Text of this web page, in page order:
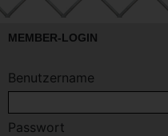
MEMBER-LOGIN
Benutzername
Passwort